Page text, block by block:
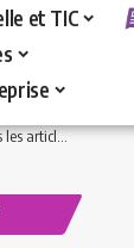
et TIC
articles >